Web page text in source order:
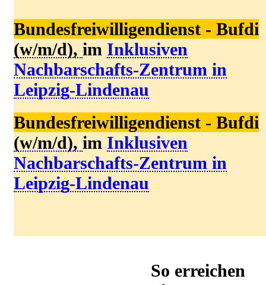
Bundesfreiwilligendienst - Bufdi
(w/m/d), im Inklusiven
Nachbarschafts-Zentrum in
Leipzig-Lindenau
Bundesfreiwilligendienst - Bufdi
(w/m/d), im Inklusiven
Nachbarschafts-Zentrum in
Leipzig-Lindenau
So erreichen